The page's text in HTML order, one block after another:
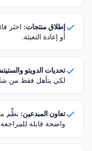
إطلاق منتجات: اختَر
أو إعادة التعبئة.
تحديات الدويتو
لكي يتأهل فقط من
تعاون المبدعين: نظِّم
واضحة قابلة للمراجعة.